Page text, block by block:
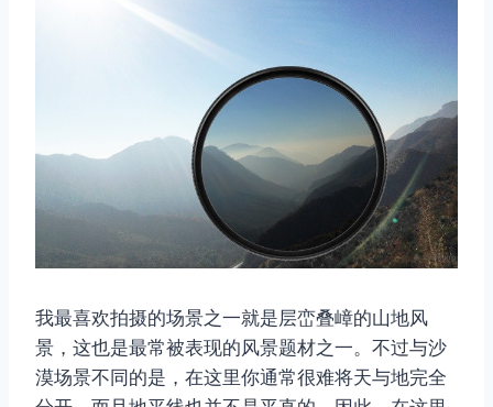
我最喜欢拍摄的场景之一就是层峦叠嶂的山地风
景，这也是最常被表现的风景题材之一。不过与沙
漠场景不同的是，在这里你通常很难将天与地完全